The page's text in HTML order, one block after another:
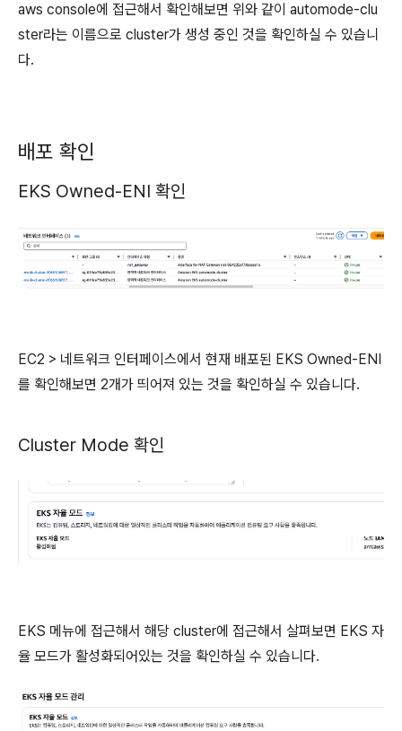
aws console에 접근해서 확인해보면 위와 같이 automode-clu
ster라는 이름으로 cluster가 생성 중인 것을 확인하실 수 있습니
다.
배포 확인
EKS Owned-ENI 확인
EC2 > 네트워크 인터페이스에서 현재 배포된 EKS Owned-ENI
를 확인해보면 2개가 띄어져 있는 것을 확인하실 수 있습니다.
Cluster Mode 확인
EKS 메뉴에 접근해서 해당 cluster에 접근해서 살펴보면 EKS 자
율 모드가 활성화되어있는 것을 확인하실 수 있습니다.